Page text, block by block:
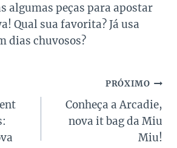
algumas peças para apostar
Qual sua favorita? Já usa
dias chuvosos?
PRÓXIMO
Conheça a Arcadie,
nova it bag da Miu
Miu!